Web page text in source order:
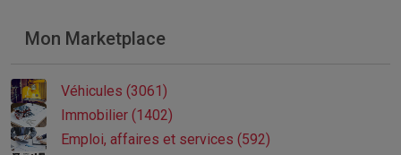
Mon Marketplace
Véhicules (3061)
Immobilier (1402)
Emploi, affaires et services (592)